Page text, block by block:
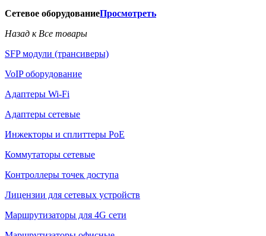
Сетевое оборудованиеПросмотреть
Назад к Все товары
SFP модули (трансиверы)
VoIP оборудование
Адаптеры Wi-Fi
Адаптеры сетевые
Инжекторы и сплиттеры РоЕ
Коммутаторы сетевые
Контроллеры точек доступа
Лицензии для сетевых устройств
Маршрутизаторы для 4G сети